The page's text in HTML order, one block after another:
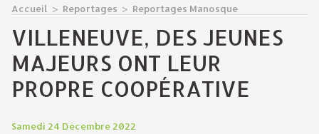
Accueil > Reportages > Reportages Manosque
VILLENEUVE, DES JEUNES
MAJEURS ONT LEUR
PROPRE COOPÉRATIVE
Samedi 24 Décembre 2022